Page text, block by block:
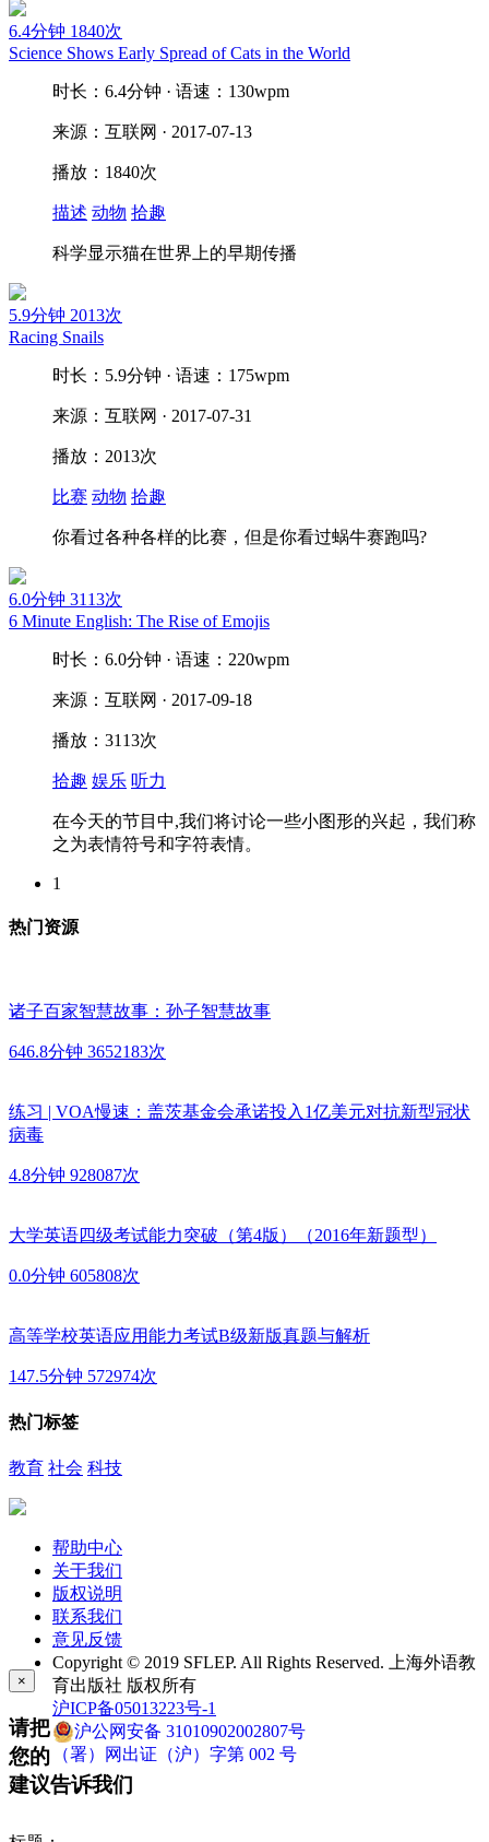
6.4分钟 1840次
Science Shows Early Spread of Cats in the World
时长：6.4分钟 · 语速：130wpm
来源：互联网 · 2017-07-13
播放：1840次
描述 动物 拾趣
科学显示猫在世界上的早期传播
5.9分钟 2013次
Racing Snails
时长：5.9分钟 · 语速：175wpm
来源：互联网 · 2017-07-31
播放：2013次
比赛 动物 拾趣
你看过各种各样的比赛，但是你看过蜗牛赛跑吗?
6.0分钟 3113次
6 Minute English: The Rise of Emojis
时长：6.0分钟 · 语速：220wpm
来源：互联网 · 2017-09-18
播放：3113次
拾趣 娱乐 听力
在今天的节目中,我们将讨论一些小图形的兴起，我们称
之为表情符号和字符表情。
1
热门资源
诸子百家智慧故事：孙子智慧故事
646.8分钟 3652183次
练习 | VOA慢速：盖茨基金会承诺投入1亿美元对抗新型冠状
病毒
4.8分钟 928087次
大学英语四级考试能力突破（第4版）（2016年新题型）
0.0分钟 605808次
高等学校英语应用能力考试B级新版真题与解析
147.5分钟 572974次
热门标签
教育 社会 科技
帮助中心
关于我们
版权说明
联系我们
意见反馈
Copyright © 2019 SFLEP. All Rights Reserved. 上海外语教
育出版社 版权所有
沪ICP备05013223号-1
沪公网安备 31010902002807号
（署）网出证（沪）字第 002 号
×
请把
您的
建议告诉我们